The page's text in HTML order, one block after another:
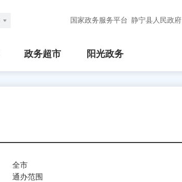
国家政务服务平台 静宁县人民政府
政务超市 阳光政务
全市
通办范围